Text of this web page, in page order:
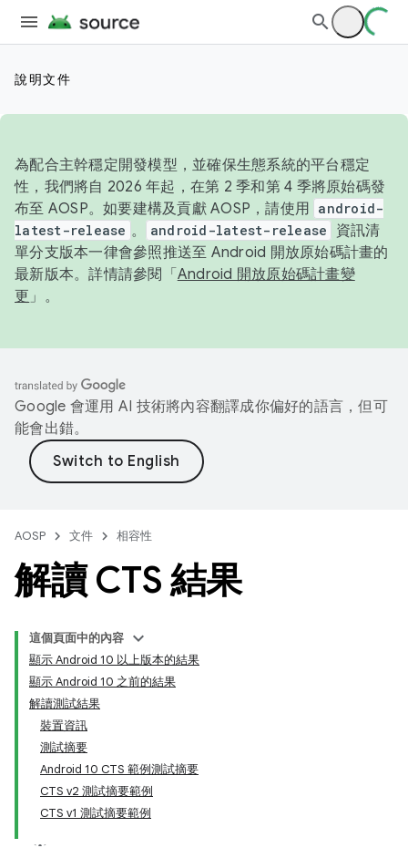
說明文件
為配合主幹穩定開發模型，並確保生態系統的平台穩定
性，我們將自 2026 年起，在第 2 季和第 4 季將原始碼發
布至 AOSP。如要建構及貢獻 AOSP，請使用 android-
latest-release 。 android-latest-release
資訊清
單分支版本一律會參照推送至 Android 開放原始碼計畫的
最新版本。詳情請參閱「 Android 開放原始碼計畫變
更 」。
Google 會運用 AI 技術將內容翻譯成你偏好的語言，但可
能會出錯。
AOSP 文件 相容性
解讀 CTS 結果
這個頁面中的內容
顯示 Android 10 以上版本的結果
顯示 Android 10 之前的結果
解讀測試結果
裝置資訊
測試摘要
Android 10 CTS 範例測試摘要
CTS v2 測試摘要範例
CTS v1 測試摘要範例